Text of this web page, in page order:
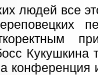
людей все
Кукушкина
и